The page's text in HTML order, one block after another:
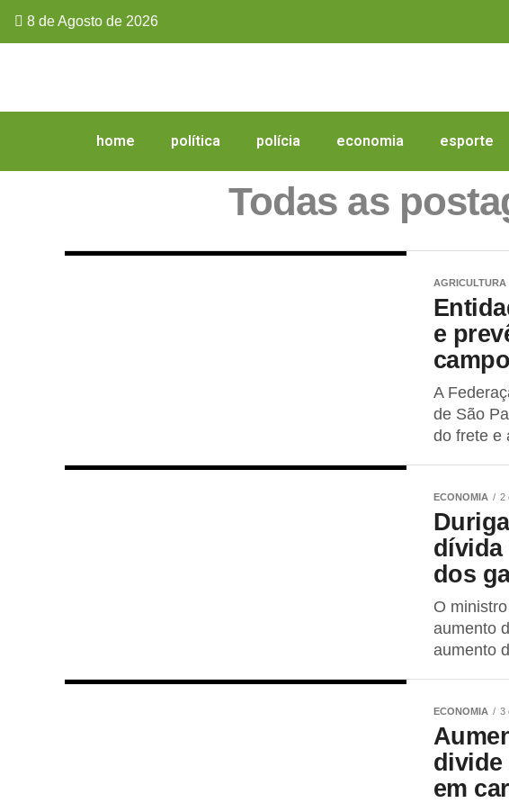
8 de Agosto de 2026
home política polícia economia esporte
Todas as
AGRICULTURA
e
campo
A
de São
do frete e
ECONOMIA 2
dívida
dos
O
aumento
aumento
ECONOMIA 3
divide
em